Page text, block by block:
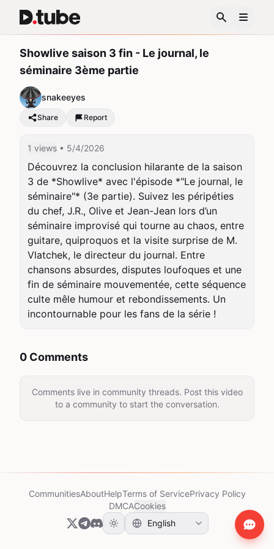
Showlive saison 3 fin - Le journal, le
séminaire 3ème partie
snakeeyes
Share Report
1 views • 5/4/2026
Découvrez la conclusion hilarante de la saison
3 de *Showlive* avec l'épisode *"Le journal, le
séminaire"* (3e partie). Suivez les péripéties
du chef, J.R., Olive et Jean-Jean lors d’un
séminaire improvisé qui tourne au chaos, entre
guitare, quiproquos et la visite surprise de M.
Vlatchek, le directeur du journal. Entre
chansons absurdes, disputes loufoques et une
fin de séminaire mouvementée, cette séquence
culte mêle humour et rebondissements. Un
incontournable pour les fans de la série !
0 Comments
Comments live in community threads. Post this video
to a community to start the conversation.
CommunitiesAboutHelpTerms of ServicePrivacy Policy
DMCACookies